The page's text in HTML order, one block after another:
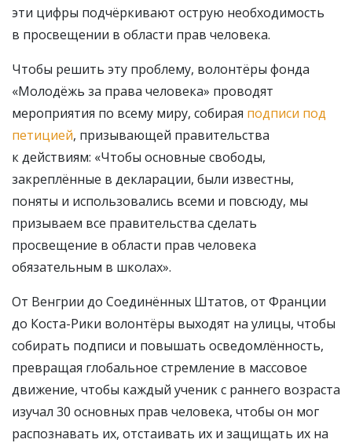
эти цифры подчёркивают острую необходимость
в просвещении в области прав человека.
Чтобы решить эту проблему, волонтёры фонда
«Молодёжь за права человека» проводят
мероприятия по всему миру, собирая подписи под
петицией, призывающей правительства
к действиям: «Чтобы основные свободы,
закреплённые в декларации, были известны,
поняты и использовались всеми и повсюду, мы
призываем все правительства сделать
просвещение в области прав человека
обязательным в школах».
От Венгрии до Соединённых Штатов, от Франции
до Коста-Рики волонтёры выходят на улицы, чтобы
собирать подписи и повышать осведомлённость,
превращая глобальное стремление в массовое
движение, чтобы каждый ученик с раннего возраста
изучал 30 основных прав человека, чтобы он мог
распознавать их, отстаивать их и защищать их на